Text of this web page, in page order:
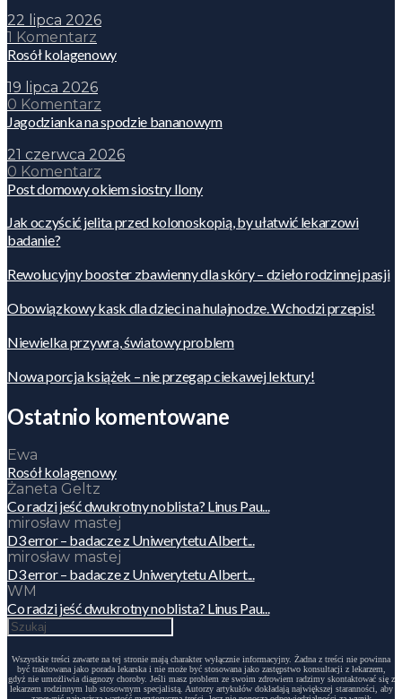
22 lipca 2026
1 Komentarz
Rosół kolagenowy
19 lipca 2026
0 Komentarz
Jagodzianka na spodzie bananowym
21 czerwca 2026
0 Komentarz
Post domowy okiem siostry Ilony
Jak oczyścić jelita przed kolonoskopią, by ułatwić lekarzowi
badanie?
Rewolucyjny booster zbawienny dla skóry – dzieło rodzinnej pasji
Obowiązkowy kask dla dzieci na hulajnodze. Wchodzi przepis!
Niewielka przywra, światowy problem
Nowa porcja książek – nie przegap ciekawej lektury!
Ostatnio komentowane
Ewa
Rosół kolagenowy
Żaneta Geltz
Co radzi jeść dwukrotny noblista? Linus Pau...
mirosław mastej
D3 error – badacze z Uniwerytetu Albert...
mirosław mastej
D3 error – badacze z Uniwerytetu Albert...
WM
Co radzi jeść dwukrotny noblista? Linus Pau...
Wszystkie treści zawarte na tej stronie mają charakter wyłącznie informacyjny. Żadna z treści nie powinna
być traktowana jako porada lekarska i nie może być stosowana jako zastępstwo konsultacji z lekarzem,
gdyż nie umożliwia diagnozy choroby. Jeśli masz problem ze swoim zdrowiem radzimy skontaktować się z
lekarzem rodzinnym lub stosownym specjalistą. Autorzy artykułów dokładają największej staranności, aby